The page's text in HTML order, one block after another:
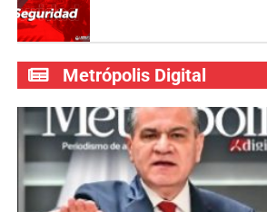
Metrópolis Digital